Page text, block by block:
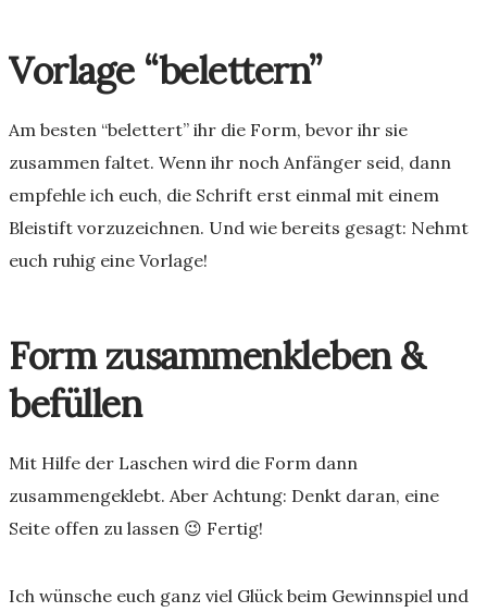
Vorlage “belettern”
Am besten “belettert” ihr die Form, bevor ihr sie
zusammen faltet. Wenn ihr noch Anfänger seid, dann
empfehle ich euch, die Schrift erst einmal mit einem
Bleistift vorzuzeichnen. Und wie bereits gesagt: Nehmt
euch ruhig eine Vorlage!
Form zusammenkleben &
befüllen
Mit Hilfe der Laschen wird die Form dann
zusammengeklebt. Aber Achtung: Denkt daran, eine
Seite offen zu lassen 😉 Fertig!
Ich wünsche euch ganz viel Glück beim Gewinnspiel und